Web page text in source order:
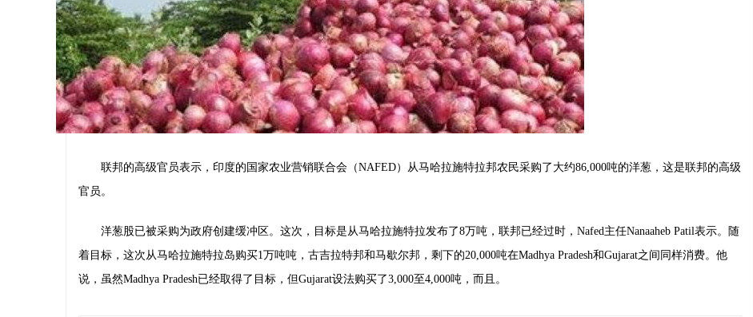
联邦的高级官员表示，印度的国家农业营销联合会（NAFED）从马哈拉施特拉邦农民采购了大约86,000吨的洋葱，这是联邦的高级
官员。
洋葱股已被采购为政府创建缓冲区。这次，目标是从马哈拉施特拉发布了8万吨，联邦已经过时，Nafed主任Nanaaheb Patil表示。随
着目标，这次从马哈拉施特拉岛购买1万吨吨，古吉拉特邦和马歇尔邦，剩下的20,000吨在Madhya Pradesh和Gujarat之间同样消费。他
说，虽然Madhya Pradesh已经取得了目标，但Gujarat设法购买了3,000至4,000吨，而且。